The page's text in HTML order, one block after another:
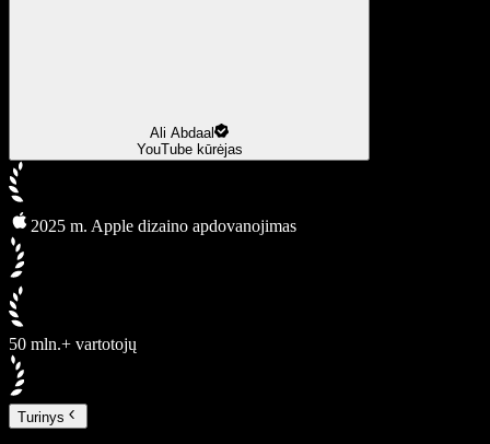
Ali Abdaal
YouTube kūrėjas
2025 m. Apple dizaino apdovanojimas
50 mln.+ vartotojų
Turinys